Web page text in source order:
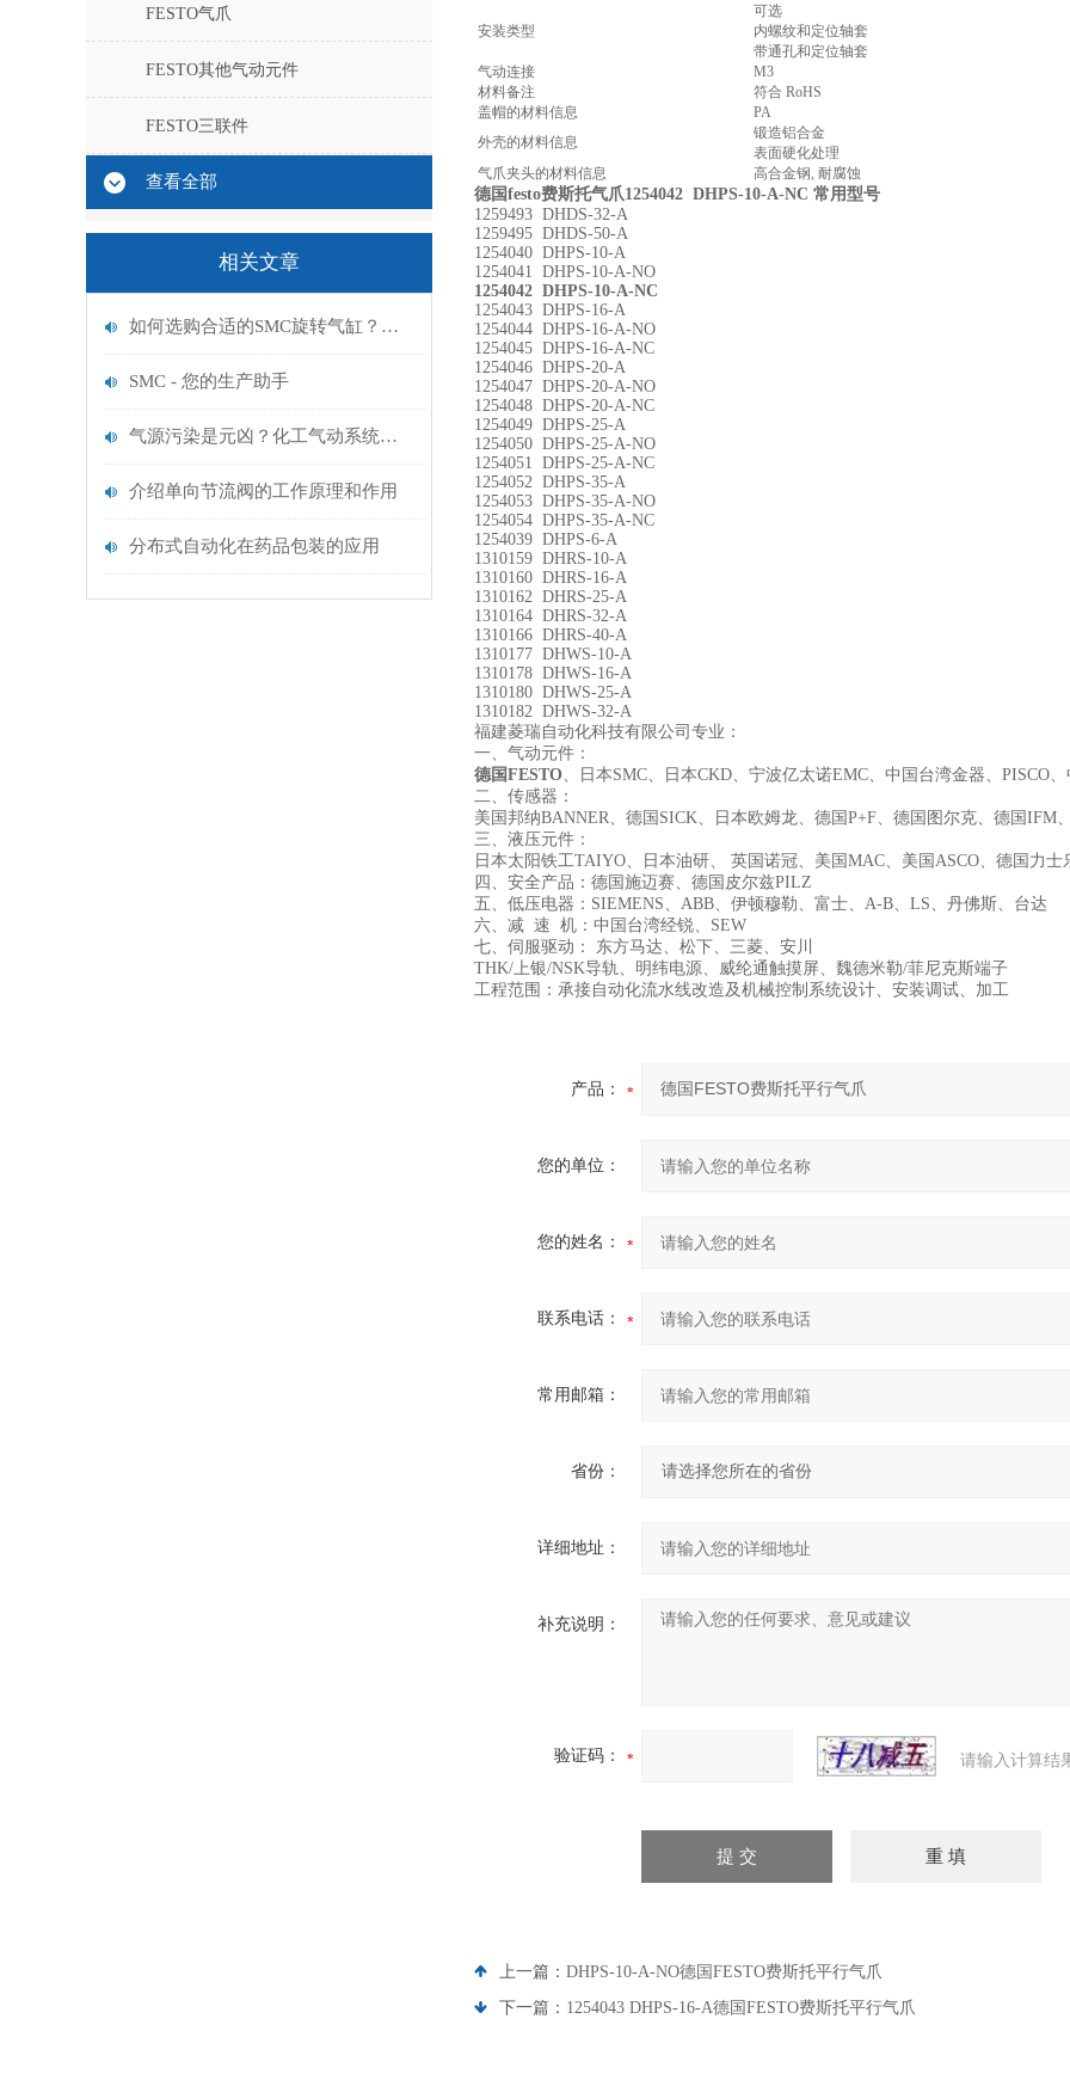
FESTO气爪
FESTO其他气动元件
FESTO三联件
查看全部
相关文章
如何选购合适的SMC旋转气缸？角度、扭矩、安装方式与选型要点全攻略
SMC - 您的生产助手
气源污染是元凶？化工气动系统净化改造
介绍单向节流阀的工作原理和作用
分布式自动化在药品包装的应用
安装类型
可选
内螺纹和定位轴套
带通孔和定位轴套
气动连接
M3
材料备注
符合 RoHS
盖帽的材料信息
PA
外壳的材料信息
锻造铝合金
表面硬化处理
气爪夹头的材料信息
高合金钢, 耐腐蚀
德国festo费斯托气爪1254042 DHPS-10-A-NC 常用型号
1259493 DHDS-32-A
1259495 DHDS-50-A
1254040 DHPS-10-A
1254041 DHPS-10-A-NO
1254042 DHPS-10-A-NC
1254043 DHPS-16-A
1254044 DHPS-16-A-NO
1254045 DHPS-16-A-NC
1254046 DHPS-20-A
1254047 DHPS-20-A-NO
1254048 DHPS-20-A-NC
1254049 DHPS-25-A
1254050 DHPS-25-A-NO
1254051 DHPS-25-A-NC
1254052 DHPS-35-A
1254053 DHPS-35-A-NO
1254054 DHPS-35-A-NC
1254039 DHPS-6-A
1310159 DHRS-10-A
1310160 DHRS-16-A
1310162 DHRS-25-A
1310164 DHRS-32-A
1310166 DHRS-40-A
1310177 DHWS-10-A
1310178 DHWS-16-A
1310180 DHWS-25-A
1310182 DHWS-32-A
福建菱瑞自动化科技有限公司专业：
一、气动元件：
德国FESTO、日本SMC、日本CKD、宁波亿太诺EMC、中国台湾金器、PISCO
二、传感器：
美国邦纳BANNER、德国SICK、日本欧姆龙、德国P+F、德国图尔克、德国IFM
三、液压元件：
日本太阳铁工TAIYO、日本油研、 英国诺冠、美国MAC、美国ASCO、德国力
四、安全产品：德国施迈赛、德国皮尔兹PILZ
五、低压电器：SIEMENS、ABB、伊顿穆勒、富士、A-B、LS、丹佛斯、台达
六、减 速 机：中国台湾经锐、SEW
七、伺服驱动： 东方马达、松下、三菱、安川
THK/上银/NSK导轨、明纬电源、威纶通触摸屏、魏德米勒/菲尼克斯端子
工程范围：承接自动化流水线改造及机械控制系统设计、安装调试、加工
产品：
您的单位：
您的姓名：
联系电话：
常用邮箱：
省份：
详细地址：
补充说明：
验证码： 请输入计算结
上一篇： DHPS-10-A-NO德国FESTO费斯托平行气爪
下一篇： 1254043 DHPS-16-A德国FESTO费斯托平行气爪